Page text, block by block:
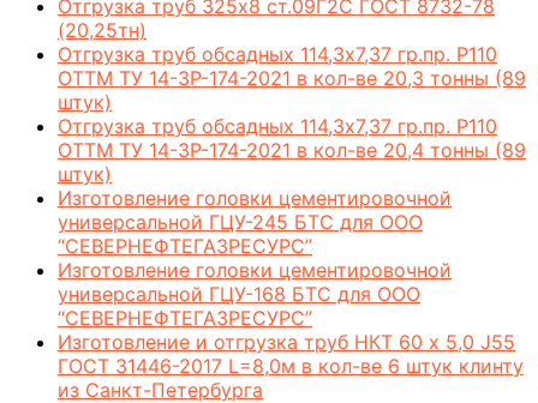
Отгрузка труб 325х8 ст.09Г2С ГОСТ 8732-78
(20,25тн)
Отгрузка труб обсадных 114,3х7,37 гр.пр. Р110
ОТТМ ТУ 14-3Р-174-2021 в кол-ве 20,3 тонны (89
штук)
Отгрузка труб обсадных 114,3х7,37 гр.пр. Р110
ОТТМ ТУ 14-3Р-174-2021 в кол-ве 20,4 тонны (89
штук)
Изготовление головки цементировочной
универсальной ГЦУ-245 БТС для ООО
“СЕВЕРНЕФТЕГАЗРЕСУРС”
Изготовление головки цементировочной
универсальной ГЦУ-168 БТС для ООО
“СЕВЕРНЕФТЕГАЗРЕСУРС”
Изготовление и отгрузка труб НКТ 60 х 5,0 J55
ГОСТ 31446-2017 L=8,0м в кол-ве 6 штук клинту
из Санкт-Петербурга